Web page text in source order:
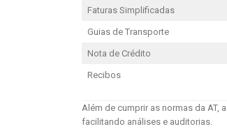
Faturas Simplificadas
Guias de Transporte
Nota de Crédito
Recibos
Além de cumprir as normas da AT,
facilitando análises e auditorias.